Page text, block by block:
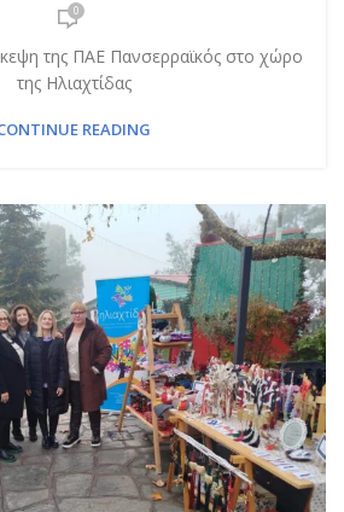
0
της ΠΑΕ Πανσερραϊκός στο χώρο
της Ηλιαχτίδας
READING